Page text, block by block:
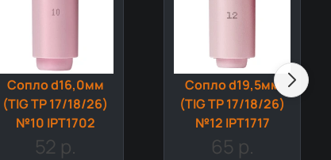
Сопло d16,0мм
(TIG TP 17/18/26)
№10 IPT1702
52 р.
Сопло d19,5мм
(TIG TP 17/18/26)
№12 IPT1717
65 р.